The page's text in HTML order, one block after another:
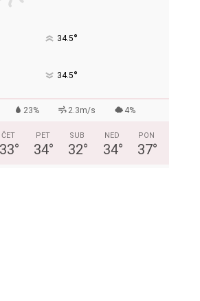
34.5°
34.5°
23% 2.3m/s 4%
ČET
33°
PET
34°
SUB
32°
NED
34°
PON
37°